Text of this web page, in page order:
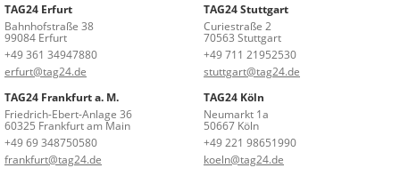
TAG24 Erfurt
Bahnhofstraße 38
99084 Erfurt
+49 361 34947880
erfurt@tag24.de
TAG24 Stuttgart
Curiestraße 2
70563 Stuttgart
+49 711 21952530
stuttgart@tag24.de
TAG24 Frankfurt a. M.
Friedrich-Ebert-Anlage 36
60325 Frankfurt am Main
+49 69 348750580
frankfurt@tag24.de
TAG24 Köln
Neumarkt 1a
50667 Köln
+49 221 98651990
koeln@tag24.de